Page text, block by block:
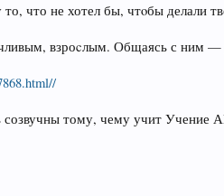
что не хотел бы, чтoбы делали
взроcлым. Общаясь с ним —
созвучны тому, чему учит Учение